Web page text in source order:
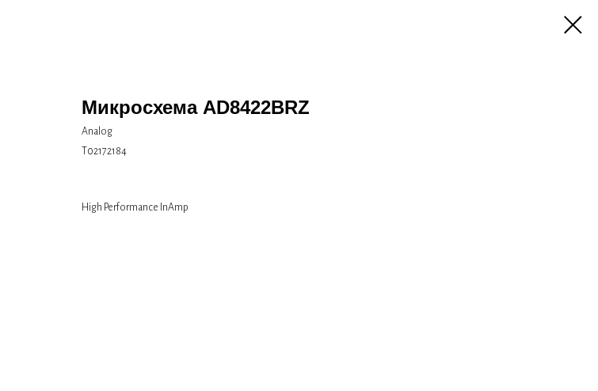
Микросхема AD8422BRZ
Analog
Т02172184
High Performance InAmp